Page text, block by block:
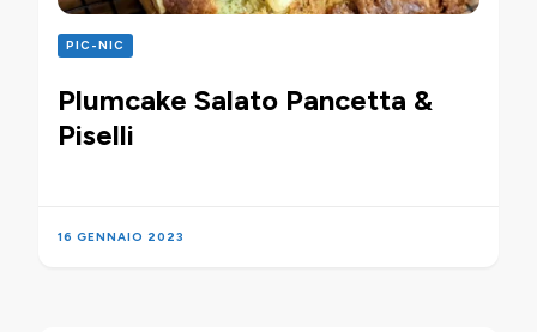
PIC-NIC
Plumcake Salato Pancetta &
Piselli
16 GENNAIO 2023